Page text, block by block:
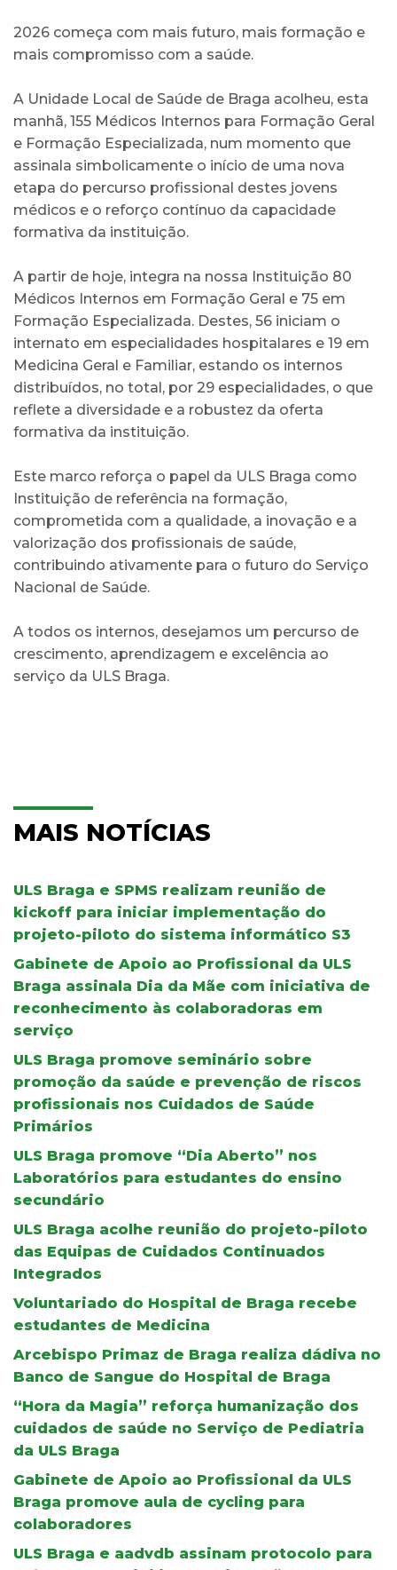
2026 começa com mais futuro, mais formação e
mais compromisso com a saúde.
A Unidade Local de Saúde de Braga acolheu, esta
manhã, 155 Médicos Internos para Formação Geral
e Formação Especializada, num momento que
assinala simbolicamente o início de uma nova
etapa do percurso profissional destes jovens
médicos e o reforço contínuo da capacidade
formativa da instituição.
A partir de hoje, integra na nossa Instituição 80
Médicos Internos em Formação Geral e 75 em
Formação Especializada. Destes, 56 iniciam o
internato em especialidades hospitalares e 19 em
Medicina Geral e Familiar, estando os internos
distribuídos, no total, por 29 especialidades, o que
reflete a diversidade e a robustez da oferta
formativa da instituição.
Este marco reforça o papel da ULS Braga como
Instituição de referência na formação,
comprometida com a qualidade, a inovação e a
valorização dos profissionais de saúde,
contribuindo ativamente para o futuro do Serviço
Nacional de Saúde.
A todos os internos, desejamos um percurso de
crescimento, aprendizagem e excelência ao
serviço da ULS Braga.
MAIS NOTÍCIAS
ULS Braga e SPMS realizam reunião de
kickoff para iniciar implementação do
projeto-piloto do sistema informático S3
Gabinete de Apoio ao Profissional da ULS
Braga assinala Dia da Mãe com iniciativa de
reconhecimento às colaboradoras em
serviço
ULS Braga promove seminário sobre
promoção da saúde e prevenção de riscos
profissionais nos Cuidados de Saúde
Primários
ULS Braga promove “Dia Aberto” nos
Laboratórios para estudantes do ensino
secundário
ULS Braga acolhe reunião do projeto-piloto
das Equipas de Cuidados Continuados
Integrados
Voluntariado do Hospital de Braga recebe
estudantes de Medicina
Arcebispo Primaz de Braga realiza dádiva no
Banco de Sangue do Hospital de Braga
“Hora da Magia” reforça humanização dos
cuidados de saúde no Serviço de Pediatria
da ULS Braga
Gabinete de Apoio ao Profissional da ULS
Braga promove aula de cycling para
colaboradores
ULS Braga e aadvdb assinam protocolo para